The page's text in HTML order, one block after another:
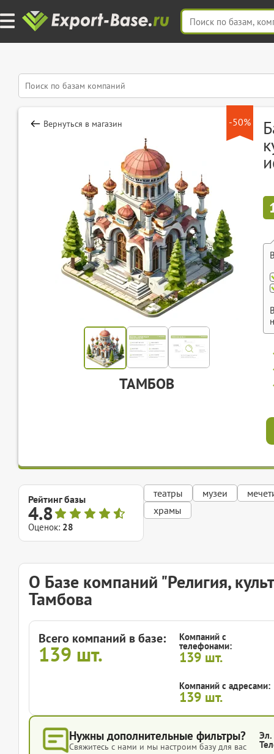
-50%
Вернуться в магазин
ТАМБОВ
Рейтинг базы
4.8
Оценок: 28
театры музеи
храмы
О Базе компаний "Религия,
Тамбова
Всего компаний в базе:
139 шт.
Компаний с
телефонами:
139 шт.
Компаний с адресами:
139 шт.
Нужны дополнительные фильтры?
Свяжитесь с нами и мы настроим базу для вас
Эл.